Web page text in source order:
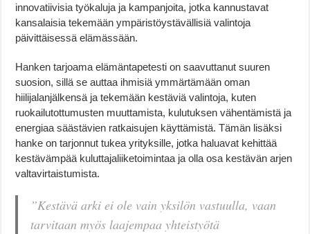
innovatiivisia työkaluja ja kampanjoita, jotka kannustavat
kansalaisia tekemään ympäristöystävällisiä valintoja
päivittäisessä elämässään.
Hanken tarjoama elämäntapetesti on saavuttanut suuren
suosion, sillä se auttaa ihmisiä ymmärtämään oman
hiilijalanjälkensä ja tekemään kestäviä valintoja, kuten
ruokailutottumusten muuttamista, kulutuksen vähentämistä ja
energiaa säästävien ratkaisujen käyttämistä. Tämän lisäksi
hanke on tarjonnut tukea yrityksille, jotka haluavat kehittää
kestävämpää kuluttajaliiketoimintaa ja olla osa kestävän arjen
valtavirtaistumista.
”Kestävä arki ei ole vain yksilön vastuulla, vaan
tarvitaan myös laajempaa yhteistyötä